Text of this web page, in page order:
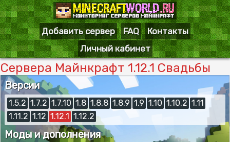
Добавить сервер FAQ
Контакты
Личный кабинет
Сервера Майнкрафт 1.12.1 Свадьбы
Версии
1.5.2 1.7.2 1.7.10 1.8 1.8.8 1.8.9 1.9 1.10 1.10.2 1.11
1.11.2 1.12 1.12.1 1.12.2
Моды и дополнения